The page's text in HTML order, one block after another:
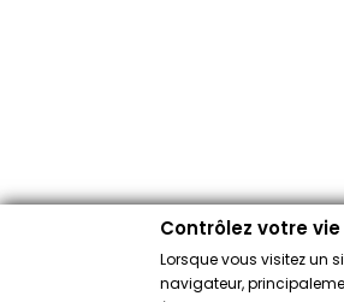
Contrôlez votre
Lorsque vous visitez un
navigateur,